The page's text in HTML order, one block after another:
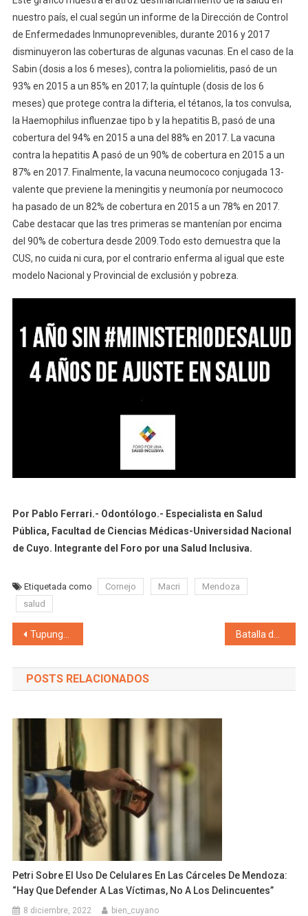
nuestro país, el cual según un informe de la Dirección de Control
de Enfermedades Inmunoprevenibles, durante 2016 y 2017
disminuyeron las coberturas de algunas vacunas. En el caso de la
Sabin (dosis a los 6 meses), contra la poliomielitis, pasó de un
93% en 2015 a un 85% en 2017; la quíntuple (dosis de los 6
meses) que protege contra la difteria, el tétanos, la tos convulsa,
la Haemophilus influenzae tipo b y la hepatitis B, pasó de una
cobertura del 94% en 2015 a una del 88% en 2017. La vacuna
contra la hepatitis A pasó de un 90% de cobertura en 2015 a un
87% en 2017. Finalmente, la vacuna neumococo conjugada 13-
valente que previene la meningitis y neumonía por neumococo
ha pasado de un 82% de cobertura en 2015 a un 78% en 2017.
Cabe destacar que las tres primeras se mantenían por encima
del 90% de cobertura desde 2009.Todo esto demuestra que la
CUS, no cuida ni cura, por el contrario enferma al igual que este
modelo Nacional y Provincial de exclusión y pobreza.
Por Pablo Ferrari.- Odontólogo.- Especialista en Salud
Pública, Facultad de Ciencias Médicas-Universidad Nacional
de Cuyo. Integrante del Foro por una Salud Inclusiva.
Etiquetada como Cornejo Macri
Mendoza
salud
Navegación de entradas
Tupungato firmó un importante convenio con la Fundación Zaldivar que beneficiará la salud ocular de los niños
POSTS RELACIONADOS
Petri Sobre El Uso De Celulares En Las Cárceles De Mendoza:
“Hay Que Defender A Las Víctimas, No A Los Delincuentes”
8 diciembre, 2022 bien_cuyano